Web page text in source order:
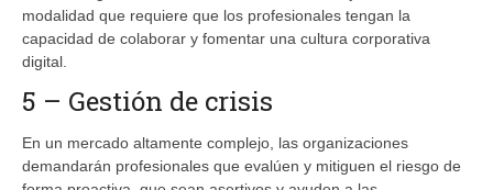
modalidad que requiere que los profesionales tengan la
capacidad de colaborar y fomentar una cultura corporativa
digital.
5 – Gestión de crisis
En un mercado altamente complejo, las organizaciones
demandarán profesionales que evalúen y mitiguen el riesgo de